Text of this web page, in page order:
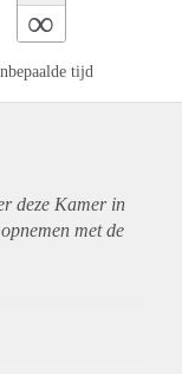
∞
tijd
deze Kamer in
met de